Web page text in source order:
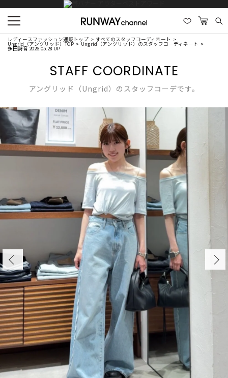
レディースファッション通販トップ すべてのスタッフコーディネート
Ungrid（アングリッド）TOP Ungrid（アングリッド）のスタッフコーディネート
多田詩音 2026.05.28 UP
STAFF COORDINATE
アングリッド（Ungrid）のスタッフコーデです。